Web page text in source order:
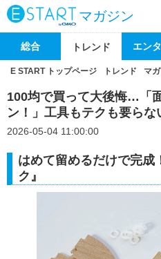
マガジン
総合 トレンド エン
E START トップページ トレンド マ
100均で買って大後悔…「
ン！」工具もテクも要らな
2026-05-04 11:00:00
はめて留めるだけで完成
ク』